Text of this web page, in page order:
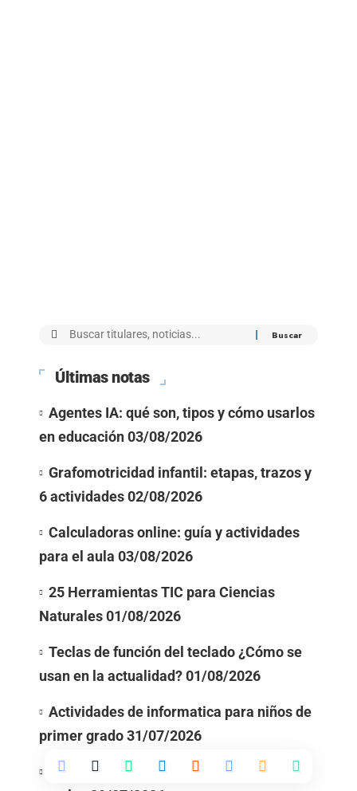
Últimas notas
Agentes IA: qué son, tipos y cómo usarlos
en educación03/08/2026
Grafomotricidad infantil: etapas, trazos y
6 actividades02/08/2026
Calculadoras online: guía y actividades
para el aula 03/08/2026
25 Herramientas TIC para Ciencias
Naturales01/08/2026
Teclas de función del teclado ¿Cómo se
usan en la actualidad?01/08/2026
Actividades de informatica para niños de
primer grado31/07/2026
Muletillas: Qué son, ejemplos y cómo